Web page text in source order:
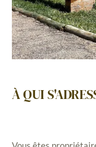
À QUI